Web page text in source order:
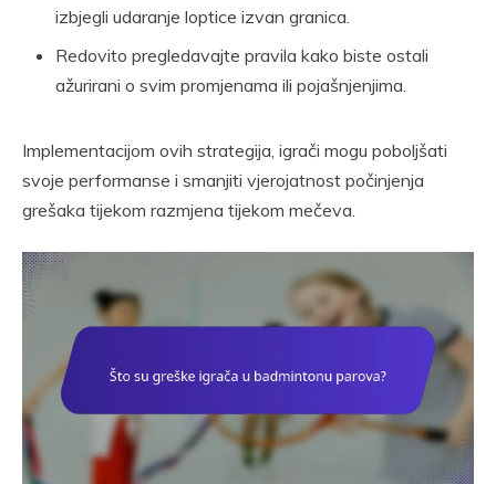
izbjegli udaranje loptice izvan granica.
Redovito pregledavajte pravila kako biste ostali
ažurirani o svim promjenama ili pojašnjenjima.
Implementacijom ovih strategija, igrači mogu poboljšati
svoje performanse i smanjiti vjerojatnost počinjenja
grešaka tijekom razmjena tijekom mečeva.